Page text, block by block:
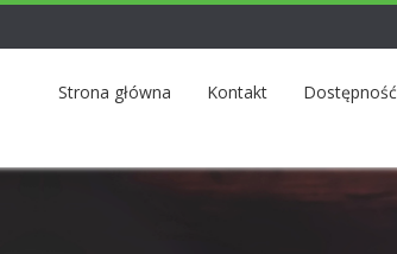
Strona główna Kontakt Dostępność